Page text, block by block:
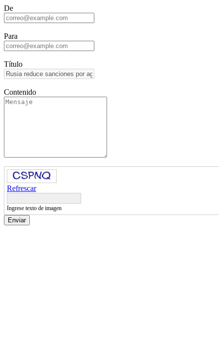
De
Para
Título
Contenido
Refrescar
Ingrese texto de imagen